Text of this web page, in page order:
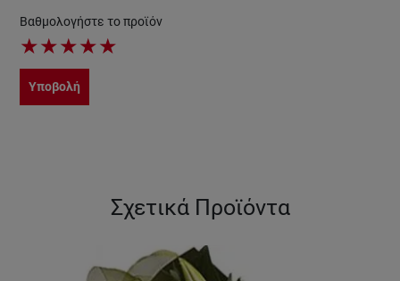
Βαθμολογήστε το προϊόν
★★★★★
Υποβολή
Σχετικά Προϊόντα